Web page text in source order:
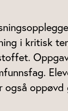
i kritisk
oppøvd